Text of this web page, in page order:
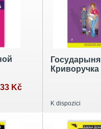
Kč
Государыня
Криворучка
K dispozici